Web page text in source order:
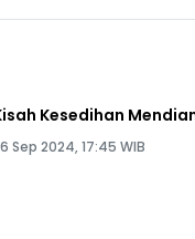
Kesedihan
Sep 2024, 17:45 WIB